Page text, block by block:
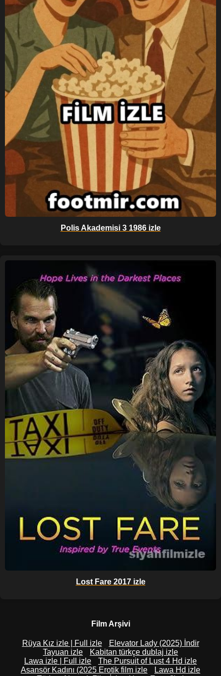
Polis Akademisi 3 1986 izle
Lost Fare 2017 izle
Film Arşivi
Rüya Kız izle | Full izle
Elevator Lady (2025) İndir
Tayuan izle
Kabitan türkçe dublaj izle
Lawa izle | Full izle
The Pursuit of Lust 4 Hd izle
Asansör Kadını (2025 Erotik film izle
Lawa Hd izle